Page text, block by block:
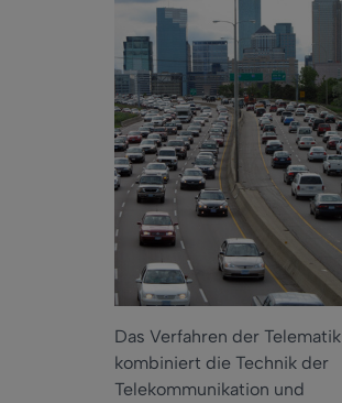
Das Verfahren der Telematik
kombiniert die Technik der
Telekommunikation und